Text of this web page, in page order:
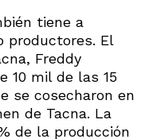
tiene a
productores. El
Freddy
10 mil de las 15
se cosecharon en
de Tacna. La
de la producción